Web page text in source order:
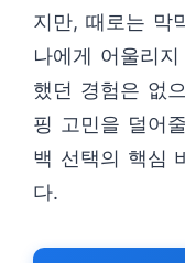
지만, 때로는 막
나에게 어울리
했던 경험은 없
핑 고민을 덜어
백 선택의 핵심
다.